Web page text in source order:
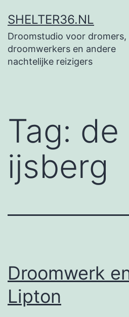
naar
de
inhoud
SHELTER36.NL
Droomstudio voor dromers,
droomwerkers en andere
nachtelijke reizigers
Tag: de
ijsberg
Droomwerk
Lipton